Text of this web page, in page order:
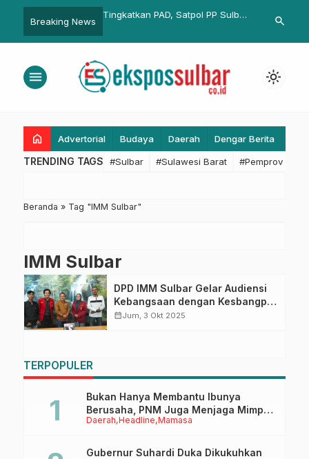
Breaking News
Tingkatkan PAD, Satpol PP Sulbar
Sosialisasi tentang Larangan
Peredaran Rokok Ilegal
Catatan Satu Tahun
Duka: Kebersamaan dengan
Kita Lanjutkan Perjuangan
search
menu light_mode
home Advertorial Budaya Daerah Dengar Berita
TRENDING TAGS #Sulbar #Sulawesi Barat #Pemprov
Beranda » Tag "IMM Sulbar"
IMM Sulbar
DPD IMM Sulbar Gelar Audiensi
Kebangsaan dengan Kesbangpol
Sulbar
calendar_monthJum, 3 Okt 2025
TERPOPULER
Daerah Headline Mamasa
Bukan Hanya Membantu Ibunya
Berusaha, PNM Juga Menjaga Mimpi
Anaknya Untuk Menggapai Cita-Cita
Gubernur Suhardi Duka Dikukuhkan